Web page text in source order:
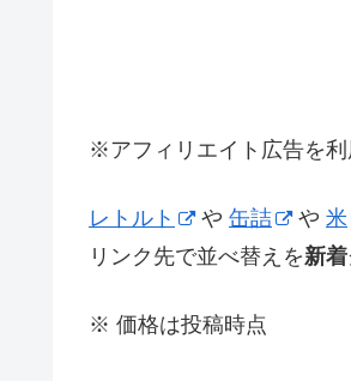
※アフィリエイト広告を
レトルト や 缶詰 や 米
リンク先で並べ替えを新
※ 価格は投稿時点